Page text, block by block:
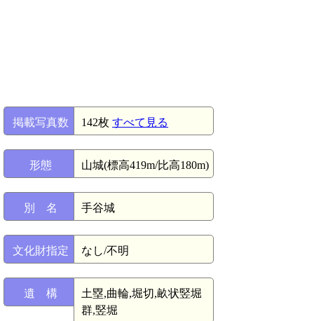
掲載写真数 142枚 すべて見る
形態 山城(標高419m/比高180m)
別 名 手谷城
文化財指定 なし/不明
遺 構
土塁,曲輪,堀切,畝状竪堀
群,竪堀